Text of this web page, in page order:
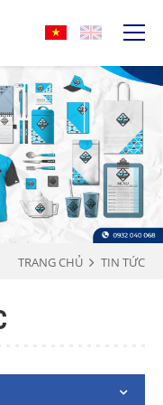
TRANG CHỦ TIN TỨC